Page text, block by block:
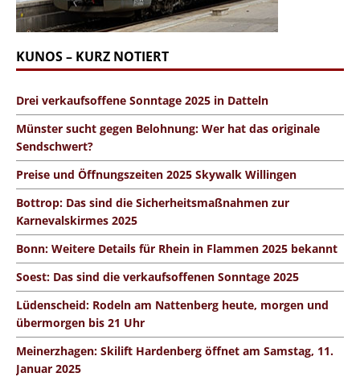
KUNOS – KURZ NOTIERT
Drei verkaufsoffene Sonntage 2025 in Datteln
Münster sucht gegen Belohnung: Wer hat das originale
Sendschwert?
Preise und Öffnungszeiten 2025 Skywalk Willingen
Bottrop: Das sind die Sicherheitsmaßnahmen zur
Karnevalskirmes 2025
Bonn: Weitere Details für Rhein in Flammen 2025 bekannt
Soest: Das sind die verkaufsoffenen Sonntage 2025
Lüdenscheid: Rodeln am Nattenberg heute, morgen und
übermorgen bis 21 Uhr
Meinerzhagen: Skilift Hardenberg öffnet am Samstag, 11.
Januar 2025